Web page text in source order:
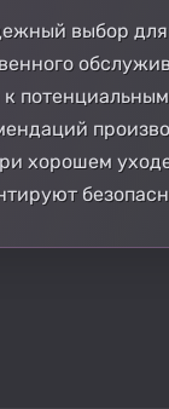
выбор
хорошем